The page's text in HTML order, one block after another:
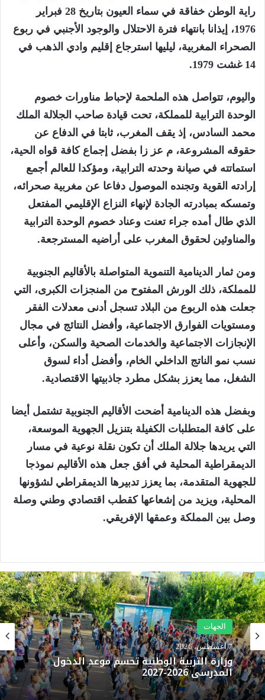
راية الوطن خفاقة في سماء العيون بتاريخ 28 فبراير
1976، إيذانا بانتهاء فترة الاحتلال والوجود الأجنبي في ربوع
الصحراء المغربية، ليليها استرجاع إقليم وادي الذهب في
14 غشت 1979.
واليوم، تتواصل هذه الملحمة لإحباط مناورات خصوم
الوحدة الترابية للمملكة، تحت قيادة صاحب الجلالة الملك
محمد السادس، إذ يقف المغرب، ثابتا في الدفاع عن
حقوقه المشروعة، م عز زا بفضل إجماع كافة قواه الحية،
استماتته في صيانة وحدته الترابية، ومؤكدا للعالم أجمع
إرادته القوية وتجنده الموصول دفاعا عن مغربية صحرائه،
وتمسكه بمبادرته الجادة لإنهاء النزاع الإقليمي المفتعل
الذي طال أمده جراء تعنت وعناد خصوم الوحدة الترابية
والمناوئين لحقوق المغرب على أراضيه المسترجعة.
ومن ثمار الدينامية التنموية المتواصلة بالأقاليم الجنوبية
للمملكة، ذلك الورش المفتوح من المنجزات الكبرى، التي
جعلت هذه الربوع من البلاد تسجل أدنى معدلات الفقر
ومستويات الفوارق الاجتماعية، وأفضل النتائج في مجال
الإنجازات الاجتماعية والخدمات الصحية والسكن، وأعلى
نسب نمو الناتج الداخلي الخام، وأفضل أداء لسوق
الشغل، مما يعزز بشكل مطرد جاذبيتها الاقتصادية.
وبفضل هذه الدينامية أضحت الأقاليم الجنوبية تشتمل أيضا
على كافة المتطلبات الكفيلة بتنزيل الجهوية الموسعة،
التي يريدها جلالة الملك أن تكون نقلة نوعية في مسار
الديمقراطية المحلية في أفق جعل هذه الأقاليم نموذجا
للجهوية المتقدمة، بما يعزز تدبيرها الديمقراطي لشؤونها
المحلية، ويزيد من إشعاعها كقطب اقتصادي وطني وصلة
وصل بين المملكة وعمقها الإفريقي.
الجهات
7 أغسطس، 2026
وزارة التربية الوطنية تحسم موعد الدخول
المدرسي 2026-2027